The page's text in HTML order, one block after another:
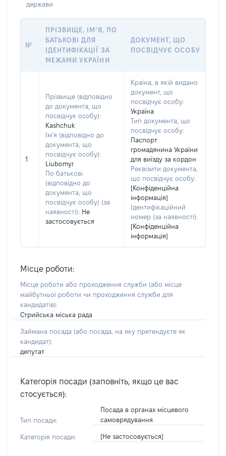
держави
№
ПРІЗВИЩЕ, ІМ’Я, ПО
БАТЬКОВІ ДЛЯ
ІДЕНТИФІКАЦІЇ ЗА
МЕЖАМИ УКРАЇНИ
ДОКУМЕНТ, ЩО
ПОСВІДЧУЄ ОСОБУ
1
Прізвище (відповідно
до документа, що
посвідчує особу):
Kashchuk
Ім’я (відповідно до
документа, що
посвідчує особу):
Liubomyr
По батькові
(відповідно до
документа, що
посвідчує особу) (за
наявності): Не
застосовується
Країна, в якій видано
документ, що
посвідчує особу:
Україна
Тип документа, що
посвідчує особу:
Паспорт
громадянина України
для виїзду за кордон
Реквізити документа,
що посвідчує особу:
[Конфіденційна
інформація]
Ідентифікаційний
номер (за наявності):
[Конфіденційна
інформація]
Місце роботи:
Місце роботи або проходження служби (або місце
майбутньої роботи чи проходження служби для
кандидатів):
Стрийська міська рада
Займана посада (або посада, на яку претендуєте як
кандидат):
депутат
Категорія посади (заповніть, якщо це вас
стосується):
Тип посади:
Посада в органах місцевого
самоврядування
Категорія посади: [Не застосовується]